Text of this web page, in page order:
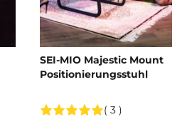
SEI-MIO Majestic Mount
Positionierungsstuhl
( 3 )